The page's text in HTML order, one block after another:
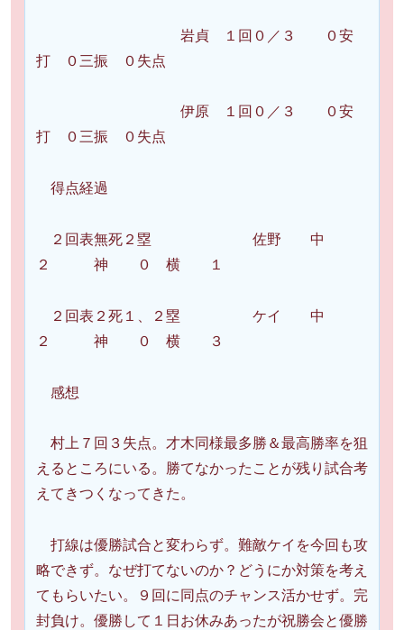
岩貞 １回０／３ ０安
打 ０三振 ０失点
伊原 １回０／３ ０安
打 ０三振 ０失点
得点経過
２回表無死２塁 佐野 中
２ 神 ０ 横 １
２回表２死１、２塁 ケイ 中
２ 神 ０ 横 ３
感想
村上７回３失点。才木同様最多勝＆最高勝率を狙
えるところにいる。勝てなかったことが残り試合考
えてきつくなってきた。
打線は優勝試合と変わらず。難敵ケイを今回も攻
略できず。なぜ打てないのか？どうにか対策を考え
てもらいたい。９回に同点のチャンス活かせず。完
封負け。優勝して１日お休みあったが祝勝会と優勝